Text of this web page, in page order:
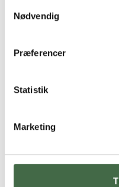
Nødvendig
Præferencer
Statistik
Marketing
medlemmer på HRU-
Andre nyheder